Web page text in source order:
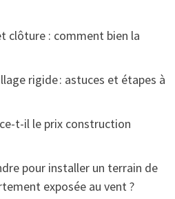
clôture : comment bien la
rigide : astuces et étapes à
t-il le prix construction
pour installer un terrain de
exposée au vent ?